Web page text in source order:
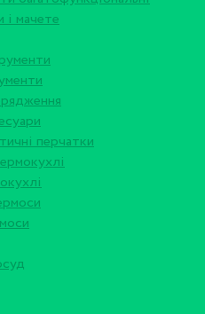
і мачете
перчатки